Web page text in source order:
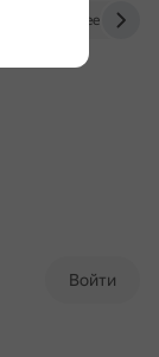
careerist.ru
Войти